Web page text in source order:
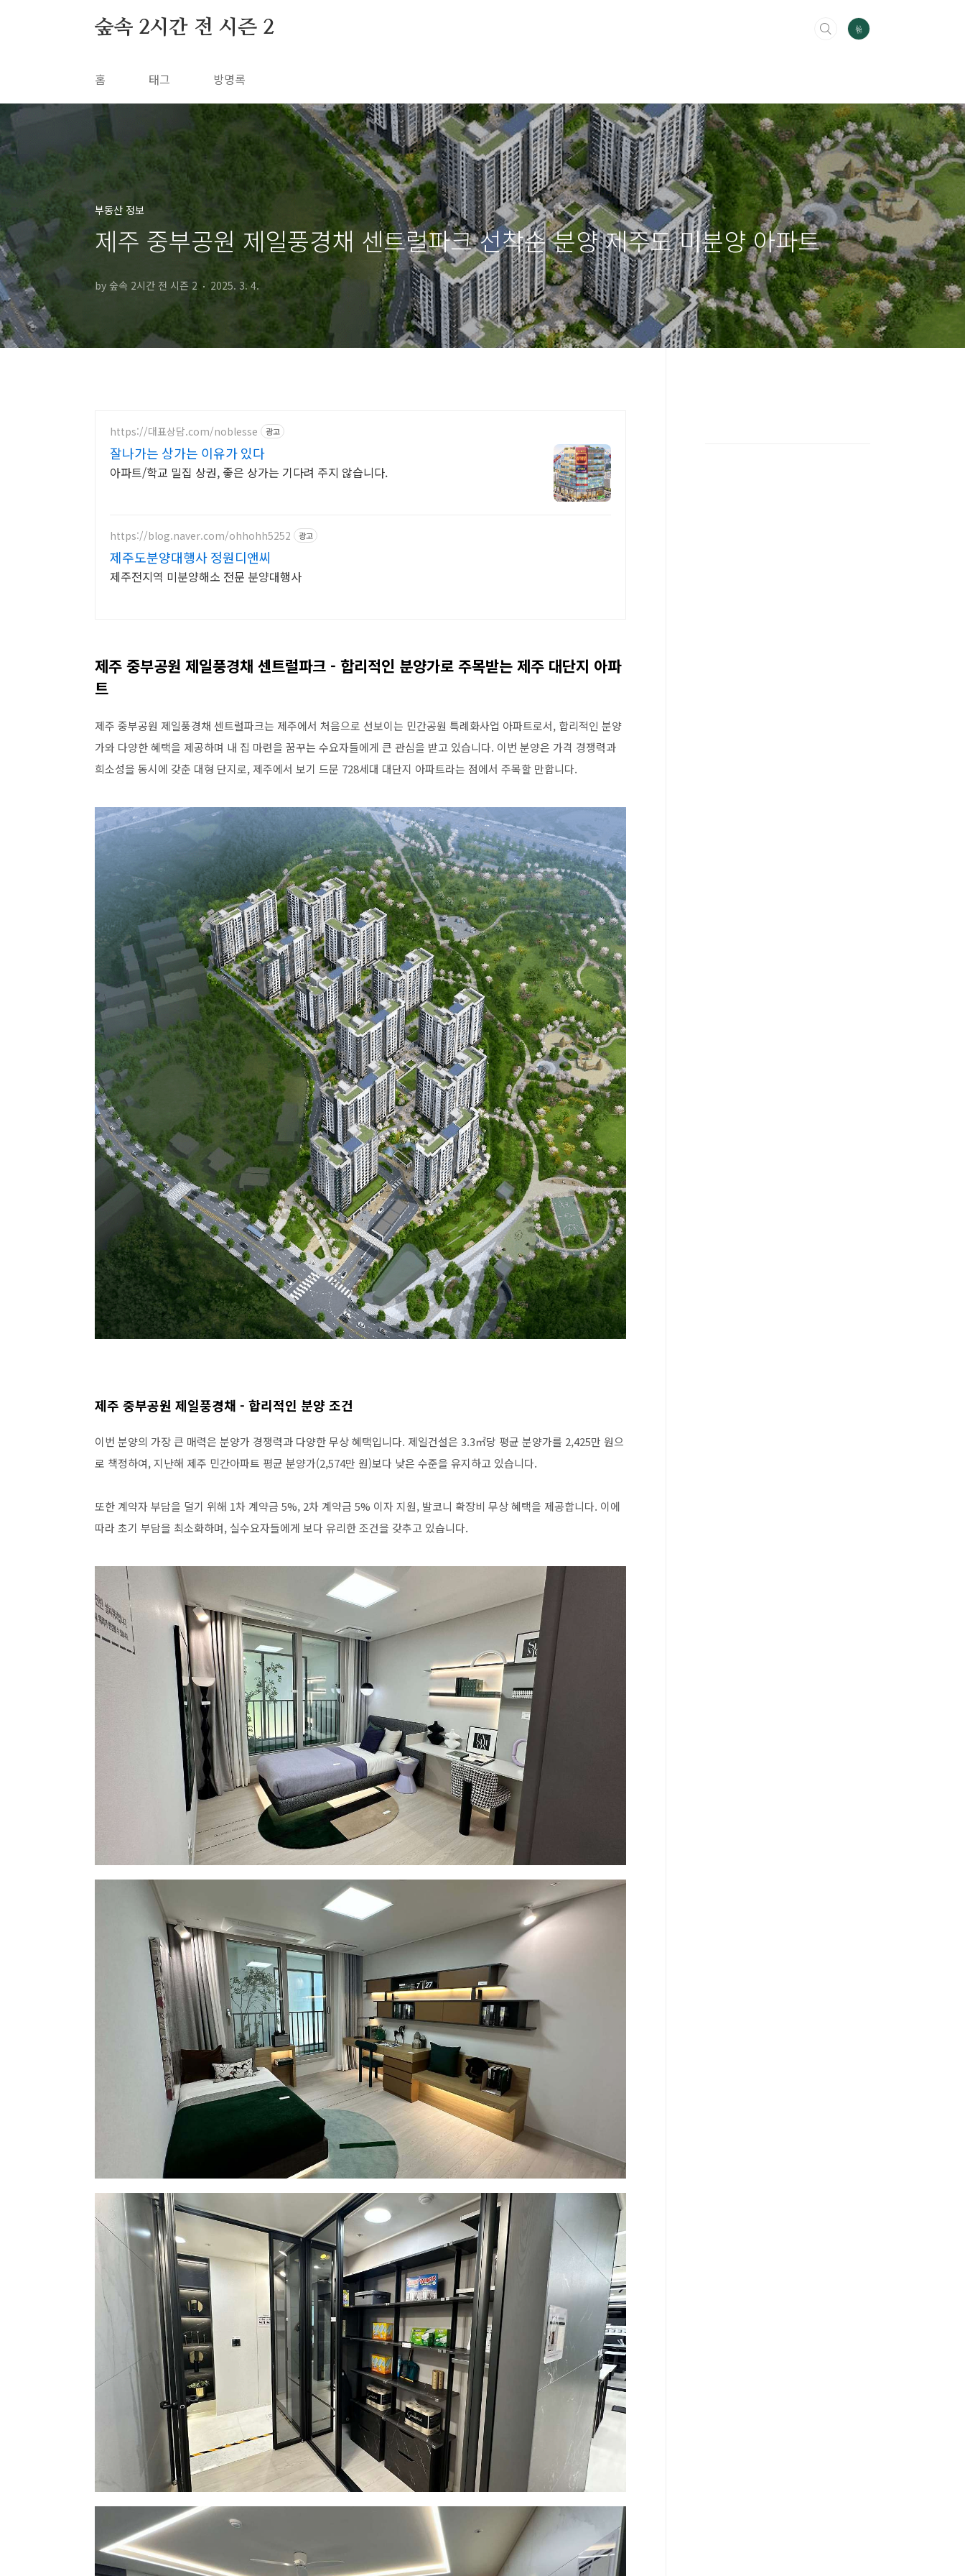
숲속 2시간 전 시즌 2
홈 태그 방명록
부동산 정보
제주 중부공원 제일풍경채 센트럴파크 선착순 분양 제주도 미분양 아파트
by 숲속 2시간 전 시즌 2 2025. 3. 4.
https://대표상담.com/noblesse 광고
잘나가는 상가는 이유가 있다
아파트/학교 밀집 상권, 좋은 상가는 기다려 주지 않습니다.
https://blog.naver.com/ohhohh5252 광고
제주도분양대행사 정원디앤씨
제주전지역 미분양해소 전문 분양대행사
제주 중부공원 제일풍경채 센트럴파크 - 합리적인 분양가로 주목받는 제주 대단지 아파
트
제주 중부공원 제일풍경채 센트럴파크는 제주에서 처음으로 선보이는 민간공원 특례화사업 아파트로서, 합리적인 분양
가와 다양한 혜택을 제공하며 내 집 마련을 꿈꾸는 수요자들에게 큰 관심을 받고 있습니다. 이번 분양은 가격 경쟁력과
희소성을 동시에 갖춘 대형 단지로, 제주에서 보기 드문 728세대 대단지 아파트라는 점에서 주목할 만합니다.
제주 중부공원 제일풍경채 - 합리적인 분양 조건
이번 분양의 가장 큰 매력은 분양가 경쟁력과 다양한 무상 혜택입니다. 제일건설은 3.3㎡당 평균 분양가를 2,425만 원으
로 책정하여, 지난해 제주 민간아파트 평균 분양가(2,574만 원)보다 낮은 수준을 유지하고 있습니다.
또한 계약자 부담을 덜기 위해 1차 계약금 5%, 2차 계약금 5% 이자 지원, 발코니 확장비 무상 혜택을 제공합니다. 이에
따라 초기 부담을 최소화하며, 실수요자들에게 보다 유리한 조건을 갖추고 있습니다.